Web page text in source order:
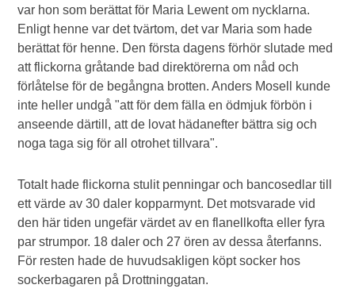
var hon som berättat för Maria Lewent om nycklarna.
Enligt henne var det tvärtom, det var Maria som hade
berättat för henne. Den första dagens förhör slutade med
att flickorna gråtande bad direktörerna om nåd och
förlåtelse för de begångna brotten. Anders Mosell kunde
inte heller undgå "att för dem fälla en ödmjuk förbön i
anseende därtill, att de lovat hädanefter bättra sig och
noga taga sig för all otrohet tillvara".
Totalt hade flickorna stulit penningar och bancosedlar till
ett värde av 30 daler kopparmynt. Det motsvarade vid
den här tiden ungefär värdet av en flanellkofta eller fyra
par strumpor. 18 daler och 27 ören av dessa återfanns.
För resten hade de huvudsakligen köpt socker hos
sockerbagaren på Drottninggatan.